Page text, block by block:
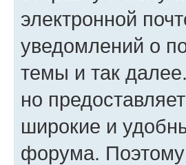
электронной
уведомлений о
темы и так
но
широкие и
форума.